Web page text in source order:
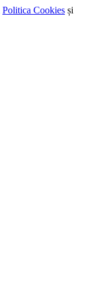
Politica Cookies și